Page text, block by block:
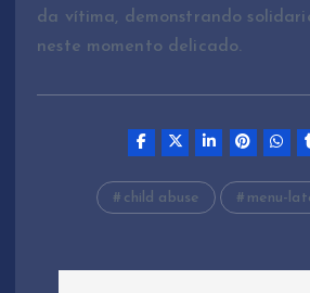
da vítima, demonstrando
neste momento delicado.
child abuse menu-